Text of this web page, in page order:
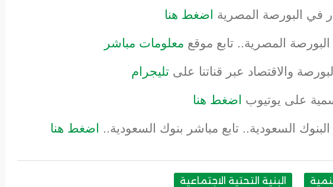
في البورصة المصرية اضغط هنا
البورصة المصرية.. تابع موقع معلومات مباشر
والاقتصاد عبر قناتنا على تليجرام
على يوتيوب اضغط هنا
البنوك السعودية.. تابع مباشر بنوك السعودية..
اضغط هنا
البنية التحتية الاجتماعية